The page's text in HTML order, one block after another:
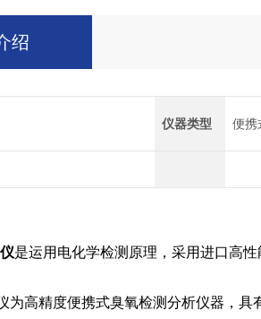
绍
仪器类型 便携
是运用电化学检测原理，采用进口高
为高精度便携式臭氧检测分析仪器，